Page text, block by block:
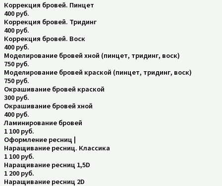
Коррекция бровей. Пинцет
400 руб.
Коррекция бровей. Тридинг
400 руб.
Коррекция бровей. Воск
400 руб.
Моделирование бровей хной (пинцет, тридинг, воск)
750 руб.
Моделирование бровей краской (пинцет, тридинг, воск)
750 руб.
Окрашивание бровей краской
300 руб.
Окрашивание бровей хной
400 руб.
Ламинирование бровей
1 100 руб.
Оформление ресниц |
Наращивание ресниц. Классика
1 100 руб.
Наращивание ресниц 1,5D
1 200 руб.
Наращивание ресниц 2D